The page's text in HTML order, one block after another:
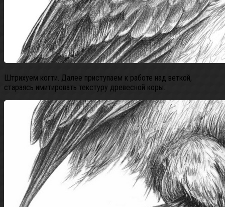
Штрихуем когти. Далее приступаем к работе над веткой,
стараясь имитировать текстуру древесной коры.